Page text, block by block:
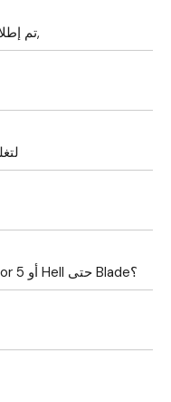
تم إطلاق سراح في وقت مبكر من مايو 2022,
هل يمكن أن يكون Shang-Chi 2 أو Thor 5 أو Hell حتى Blade؟